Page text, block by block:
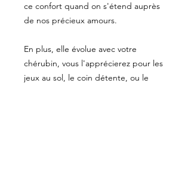
ce confort quand on s'étend auprès
de nos précieux amours.
En plus, elle évolue avec votre
chérubin, vous l'apprécierez pour les
jeux au sol, le coin détente, ou le